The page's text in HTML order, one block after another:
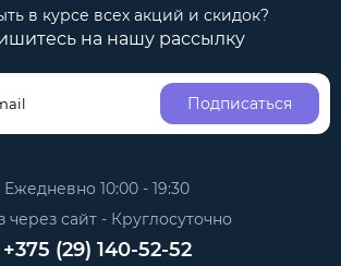
в курсе всех акций и скидок?
на нашу рассылку
Подписаться
Ежедневно 10:00 - 19:30
через сайт - Круглосуточно
+375 (29) 140-52-52